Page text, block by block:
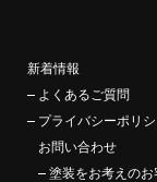
新着情報
よくあるご質問
プライバシーポリ
お問い合わせ
塗装をお考えのお